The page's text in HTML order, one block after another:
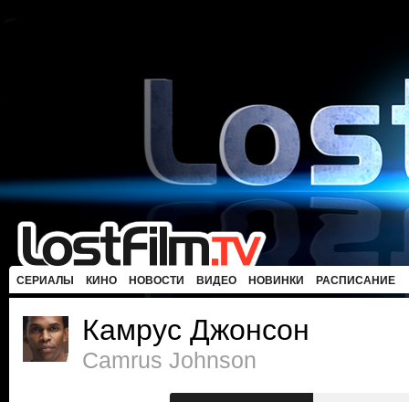
СЕРИАЛЫ КИНО НОВОСТИ ВИДЕО НОВИНКИ РАСПИСАНИЕ
Камрус Джонсон
Camrus Johnson